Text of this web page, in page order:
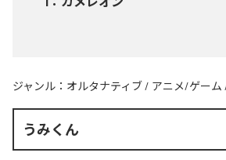
ジャンル： オルタナティブ / アニメ/ゲーム
うみくん